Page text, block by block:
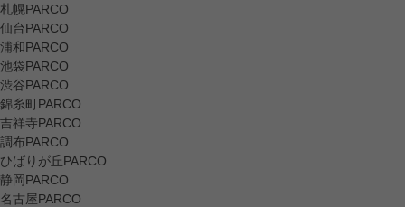
札幌PARCO
仙台PARCO
浦和PARCO
池袋PARCO
渋谷PARCO
錦糸町PARCO
吉祥寺PARCO
調布PARCO
ひばりが丘PARCO
静岡PARCO
名古屋PARCO